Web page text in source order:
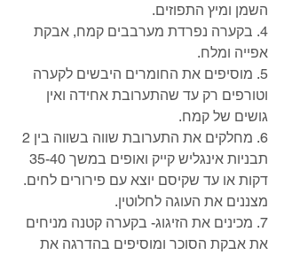
השמן ומיץ התפוזים.
4. בקערה נפרדת מערבבים קמח, אבקת
אפייה ומלח.
5. מוסיפים את החומרים היבשים לקערה
וטורפים רק עד שהתערובת אחידה ואין
גושים של קמח.
דקות או עד שקיסם יוצא עם פירורים לחים.
מצננים את העוגה לחלוטין.
7. מכינים את הזיגוג- בקערה קטנה מניחים
את אבקת הסוכר ומוסיפים בהדרגה את